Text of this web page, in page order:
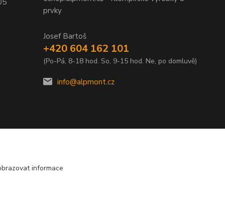
prvky
Josef Bartoš
+420 604 162 101
(Po-Pá, 8-18 hod. So, 9-15 hod. Ne, po domluvě)
info@alpmont.cz
informace